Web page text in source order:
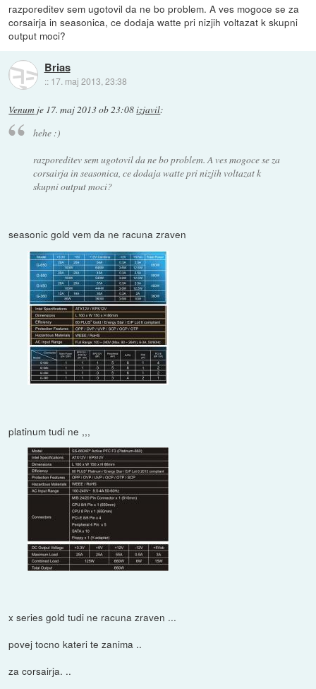
razporeditev sem ugotovil da ne bo problem. A ves mogoce se za
corsairja in seasonica, ce dodaja watte pri nizjih voltazat k skupni
output moci?
Brias
:: 17. maj 2013, 23:38
Venum je 17. maj 2013 ob 23:08izjavil:
hehe :)
razporeditev sem ugotovil da ne bo problem. A ves mogoce se za
corsairja in seasonica, ce dodaja watte pri nizjih voltazat k
skupni output moci?
seasonic gold vem da ne racuna zraven
platinum tudi ne ,,,
x series gold tudi ne racuna zraven ...
povej tocno kateri te zanima ..
za corsairja. ..